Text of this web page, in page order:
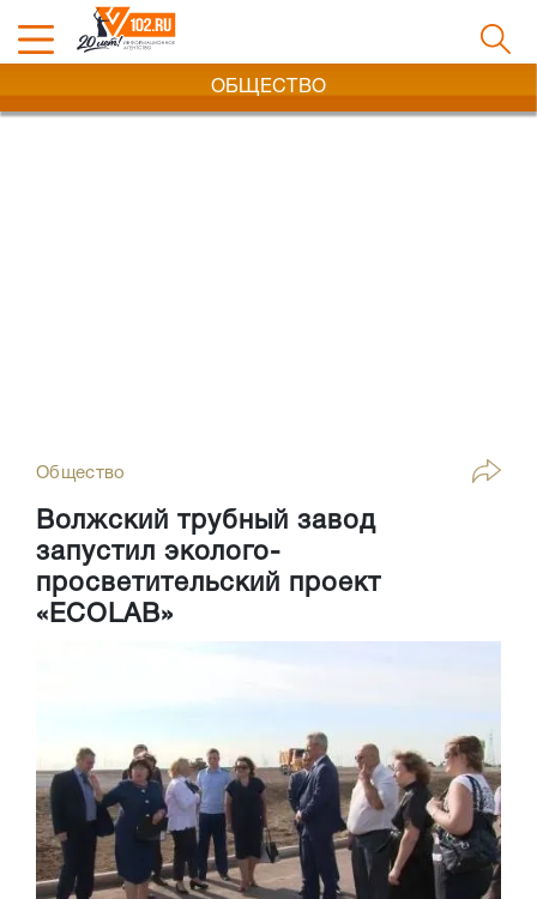
ОБЩЕСТВО
Общество
Волжский трубный завод
запустил эколого-
просветительский проект
«ECOLAB»